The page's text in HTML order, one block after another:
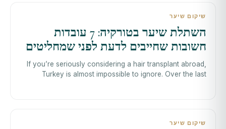
שיקום שיער
השתלת שיער בטורקיה: 7 עובדות
חשובות שחייבים לדעת לפני שמחליטים
If you’re seriously considering a hair transplant abroad,
Turkey is almost impossible to ignore. Over the last
שיקום שיער